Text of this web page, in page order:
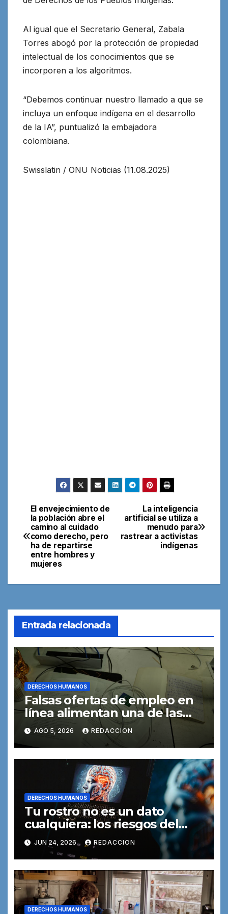
Al igual que el Secretario General, Zabala
Torres abogó por la protección de propiedad
intelectual de los conocimientos que se
incorporen a los algoritmos.
“Debemos continuar nuestro llamado a que se
incluya un enfoque indígena en el desarrollo
de la IA”, puntualizó la embajadora
colombiana.
Swisslatin / ONU Noticias (11.08.2025)
Navegación
de
entradas
La inteligencia
artificial se utiliza a
menudo para
rastrear a activistas
indígenas
El envejecimiento de
la población abre el
camino al cuidado
como derecho, pero
ha de repartirse
entre hombres y
mujeres
Entrada relacionada
DERECHOS HUMANOS
Falsas ofertas de empleo en
línea alimentan una de las
formas de trata de personas
AGO 5, 2026 REDACCION
DERECHOS HUMANOS
Tu rostro no es un dato
cualquiera: los riesgos del
reconocimiento facial
JUN 24, 2026 REDACCION
DERECHOS HUMANOS